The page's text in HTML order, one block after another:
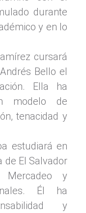
durante
y en lo
cursará
Bello el
Ella ha
modelo de
tenacidad y
estudiará en
de El Salvador
Mercadeo y
Él ha
y